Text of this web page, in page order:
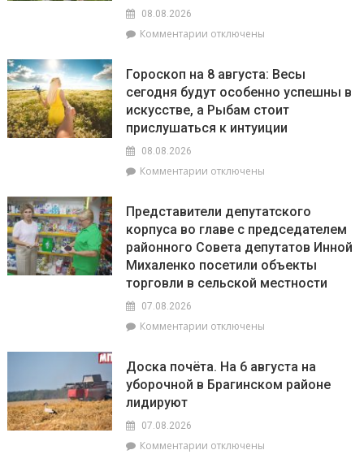
соответствует
08.08.2026
Комментарии к
20
июля
по
20
Брагинщине
смотр-
конкурс
«Лучшая
придомовая
территория
отключены
Гороскоп на 8 августа: Весы
сегодня будут особенно успешны в
искусстве, а Рыбам стоит
прислушаться к интуиции
08.08.2026
Комментарии к
на
8
августа:
Весы
сегодня
успешны
а
Рыбам
интуиции
отключены
Представители депутатского
корпуса во главе с председателем
районного Совета депутатов Инной
Михаленко посетили объекты
торговли в сельской местности
07.08.2026
Комментарии к
депутатского
корпуса
председателем
отключены
Доска почёта. На 6 августа на
уборочной в Брагинском районе
лидируют
07.08.2026
Комментарии котключены